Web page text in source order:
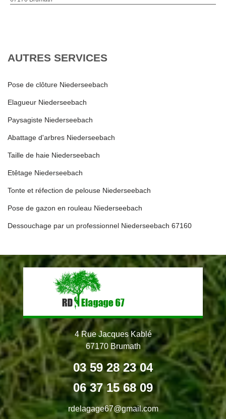
AUTRES SERVICES
Pose de clôture Niederseebach
Elagueur Niederseebach
Paysagiste Niederseebach
Abattage d'arbres Niederseebach
Taille de haie Niederseebach
Etêtage Niederseebach
Tonte et réfection de pelouse Niederseebach
Pose de gazon en rouleau Niederseebach
Dessouchage par un professionnel Niederseebach 67160
4 Rue Jacques Kablé
67170 Brumath
03 59 28 23 04
06 37 15 68 09
rdelagage67@gmail.com